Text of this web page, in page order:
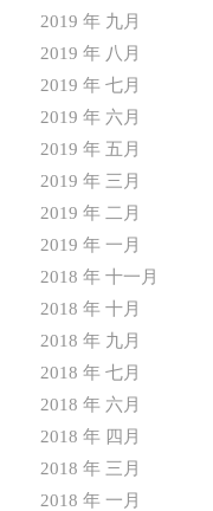
2019 年 九月
2019 年 八月
2019 年 七月
2019 年 六月
2019 年 五月
2019 年 三月
2019 年 二月
2019 年 一月
2018 年 十一月
2018 年 十月
2018 年 九月
2018 年 七月
2018 年 六月
2018 年 四月
2018 年 三月
2018 年 一月